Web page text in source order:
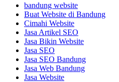
bandung website
Buat Website di Bandung
Cimahi Website
Jasa Artikel SEO
Jasa Bikin Website
Jasa SEO
Jasa SEO Bandung
Jasa Web Bandung
Jasa Website